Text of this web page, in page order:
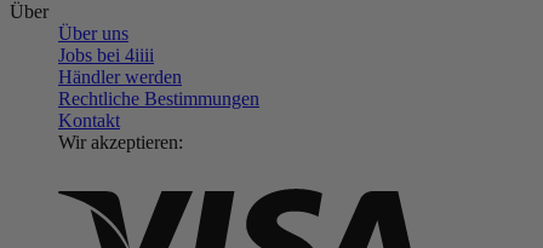
Über
Über uns
Jobs bei 4iiii
Händler werden
Rechtliche Bestimmungen
Kontakt
Wir akzeptieren: